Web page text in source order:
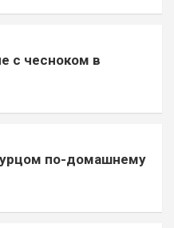
с чесноком в
по-домашнему